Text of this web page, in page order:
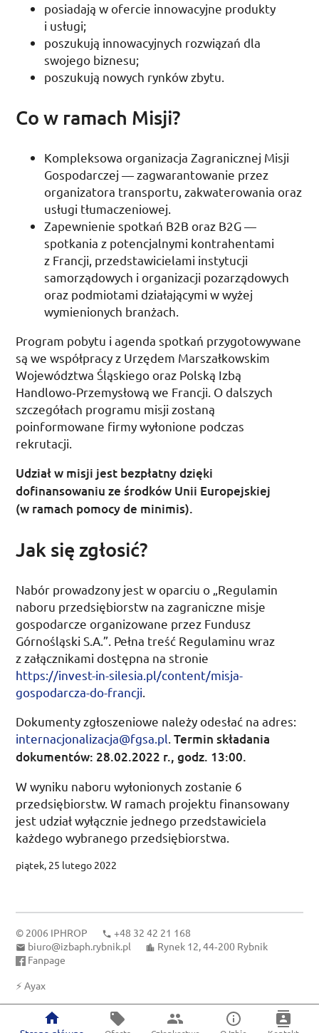
posiadają w ofercie innowacyjne produkty
i usługi;
poszukują innowacyjnych rozwiązań dla
swojego biznesu;
poszukują nowych rynków zbytu.
Co w ramach Misji?
Kompleksowa organizacja Zagranicznej Misji
Gospodarczej — zagwarantowanie przez
organizatora transportu, zakwaterowania oraz
usługi tłumaczeniowej.
Zapewnienie spotkań B2B oraz B2G—
spotkania z potencjalnymi kontrahentami
z Francji, przedstawicielami instytucji
samorządowych i organizacji pozarządowych
oraz podmiotami działającymi w wyżej
wymienionych branżach.
Program pobytu i agenda spotkań przygotowywane
są we współpracy z Urzędem Marszałkowskim
Województwa Śląskiego oraz Polską Izbą
Handlowo­‑Przemysłową we Francji. O dalszych
szczegółach programu misji zostaną
poinformowane firmy wyłonione podczas
rekrutacji.
Udział w misji jest bezpłatny dzięki
dofinansowaniu ze środków Unii Europejskiej
(w ramach pomocy de minimis).
Jak się zgłosić?
Nabór prowadzony jest w oparciu o „Regulamin
naboru przedsiębiorstw na zagraniczne misje
gospodarcze organizowane przez Fundusz
Górnośląski S.A.”. Pełna treść Regulaminu wraz
z załącznikami dostępna na stronie
https://invest-in-silesia.pl/content/misja-
gospodarcza-do-francji
Dokumenty zgłoszeniowe należy odesłać na adres:
internacjonalizacja@fgsa.pl .Termin składania
dokumentów: 28.02.2022 r.,godz. 13:00.
W wyniku naboru wyłonionych zostanie 6
przedsiębiorstw. W ramach projektu finansowany
jest udział wyłącznie jednego przedstawiciela
każdego wybranego przedsiębiorstwa.
piątek, 25 lutego 2022
© 2006 IPHROP
+48 32 42 21 168
biuro@izbaph.rybnik.pl
Rynek 12, 44‑200 Rybnik
Fanpage
⚡ Ayax